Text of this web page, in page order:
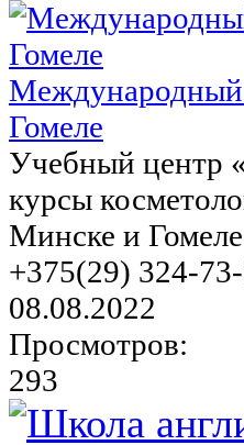
Международный
Гомеле
Учебный центр
курсы
Минске и
+375(29) 324-
08.08.2022
Просмотров:
293